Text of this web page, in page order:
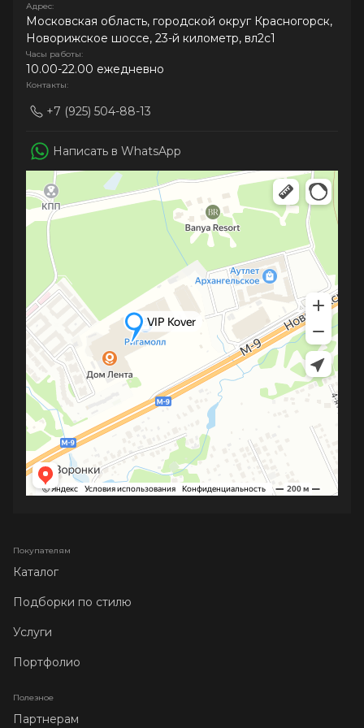
Адрес:
Московская область, городской округ Красногорск,
Новорижское шоссе, 23-й километр, вл2с1
Часы работы:
10.00-22.00 ежедневно
Контакты:
+7 (925) 504-88-13
Написать в WhatsApp
Покупателям
Каталог
Подборки по стилю
Услуги
Портфолио
Полезное
Партнерам